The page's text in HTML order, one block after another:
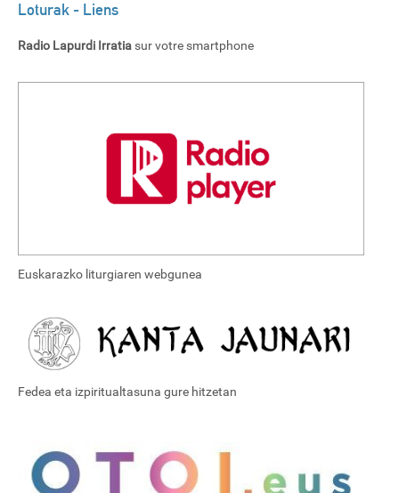
Loturak - Liens
Radio Lapurdi Irratia sur votre smartphone
Euskarazko liturgiaren webgunea
Fedea eta izpiritualtasuna gure hitzetan